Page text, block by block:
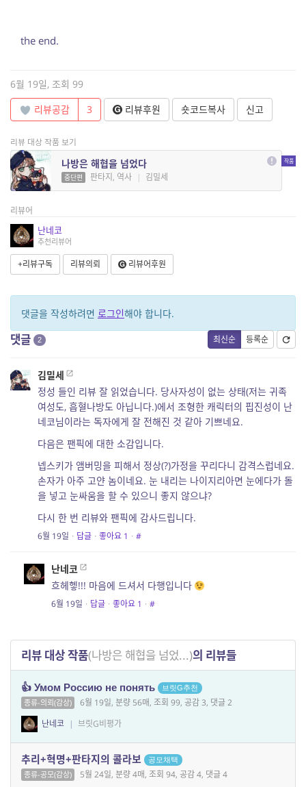
the end.
6월 19일, 조회 99
리뷰공감
3 리뷰후원 숏코드복사 신고
리뷰 대상 작품 보기
나방은 해협을 넘었다
중단편 판타지, 역사 | 김밀세
리뷰어
난네코
추천리뷰어
+리뷰구독 리뷰의뢰 리뷰어후원
댓글을 작성하려면 로그인해야 합니다.
최신순 등록순
댓글 2
김밀세
정성 들인 리뷰 잘 읽었습니다. 당사자성이 없는 상태(저는 귀족
여성도, 흡혈나방도 아닙니다.)에서 조형한 캐릭터의 핍진성이 난
네코님이라는 독자에게 잘 전해진 것 같아 기쁘네요.
다음은 팬픽에 대한 소감입니다.
넵스키가 앰버밍을 피해서 정상(?)가정을 꾸리다니 감격스럽네요.
손자가 아주 고얀 놈이네요. 눈 내리는 나이지리아면 눈에다가 돌
을 넣고 눈싸움을 할 수 있으니 좋지 않으냐?
다시 한 번 리뷰와 팬픽에 감사드립니다.
6월 19일 · 답글 · 좋아요 1 · #
난네코
흐헤헿!!! 마음에 드셔서 다행입니다
6월 19일 · 답글 · 좋아요 1 · #
리뷰 대상 작품(나방은 해협을 넘었...)의 리뷰들
👍 Умом Россию не понять 브릿G추천
종류-의뢰(감상)
6월 19일, 분량 56매, 조회 99, 공감 3, 댓글 2
난네코 | 브릿G비평가
추리+혁명+판타지의 콜라보 공모채택
종류-공모(감상) 5월 24일, 분량 4매, 조회 94, 공감 4, 댓글 4